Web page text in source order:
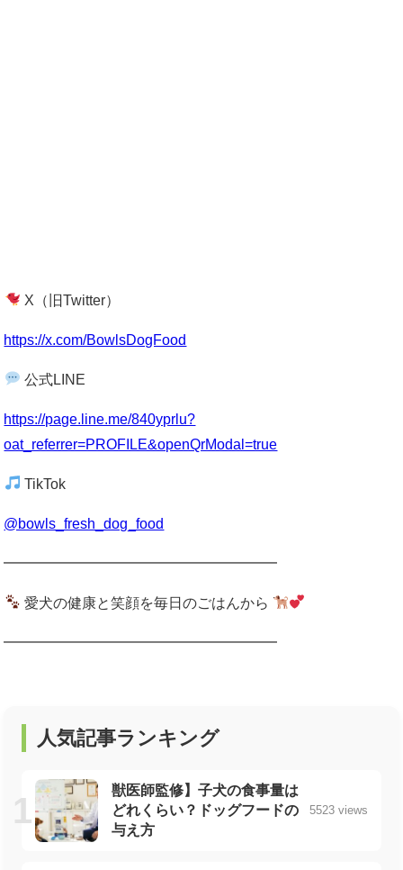
X（旧Twitter）
https://x.com/BowlsDogFood
公式LINE
https://page.line.me/840yprlu?
oat_referrer=PROFILE&openQrModal=true
TikTok
@bowls_fresh_dog_food
━━━━━━━━━━━━━━━━━━━
愛犬の健康と笑顔を毎日のごはんから
━━━━━━━━━━━━━━━━━━━
人気記事ランキング
獣医師監修】子犬の食事量は
どれくらい？ドッグフードの
与え方
5523 views